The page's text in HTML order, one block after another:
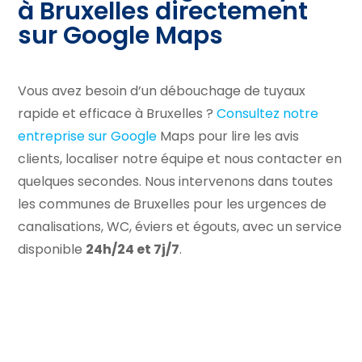
à Bruxelles directement
sur Google Maps
Vous avez besoin d’un débouchage de tuyaux
rapide et efficace à Bruxelles ? Consultez notre
entreprise sur Google Maps pour lire les avis
clients, localiser notre équipe et nous contacter en
quelques secondes. Nous intervenons dans toutes
les communes de Bruxelles pour les urgences de
canalisations, WC, éviers et égouts, avec un service
disponible 24h/24 et 7j/7.